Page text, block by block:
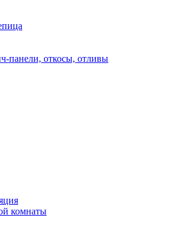
панели, откосы, отливы
комнаты